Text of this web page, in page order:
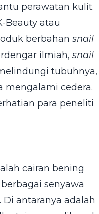
perawatan kulit.
Beauty atau
berbahan snail
ilmiah, snail
tubuhnya,
mengalami cedera.
para peneliti
cairan bening
senyawa
antaranya adalah